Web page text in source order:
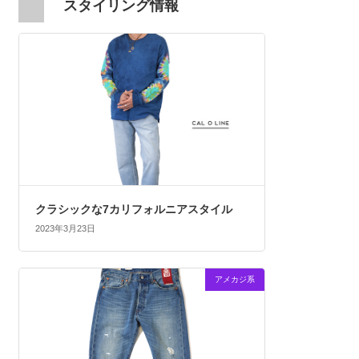
スタイリング情報
クラシックな7カリフォルニアスタイル
2023年3月23日
アメカジ系